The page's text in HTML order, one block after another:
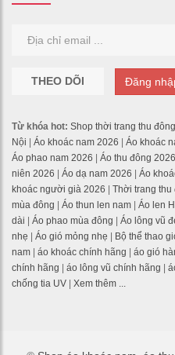
THEO DÕI Đăng
Từ khóa hot: Shop thời trang thu
Nội
Áo khoác nam 2026 Áo khoác
Áo phao nam 2026
Áo thu đông 2026
niên 2026
Áo dạ nam 2026 Áo
khoác người già 2026
Thời trang thu
mùa đông
Áo thun len nam Áo len
dài
Áo phao mùa đông Áo lông vũ
nhẹ
Áo gió mỏng nhẹ Bộ thể thao
nam
áo khoác chính hãng áo gió
chính hãng
áo lông vũ chính hãng
chống tia UV
Xem thêm ...